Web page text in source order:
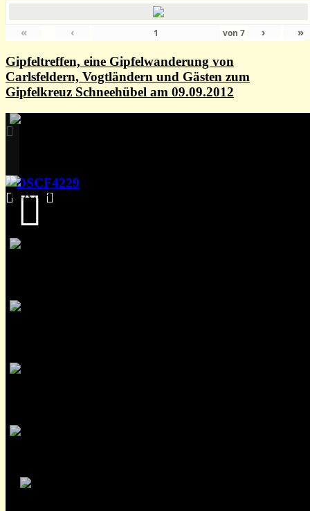
« ‹ von 7 › »
Gipfeltreffen, eine Gipfelwanderung von
Carlsfeldern, Vogtländern und Gästen zum
Gipfelkreuz Schneehübel am 09.09.2012